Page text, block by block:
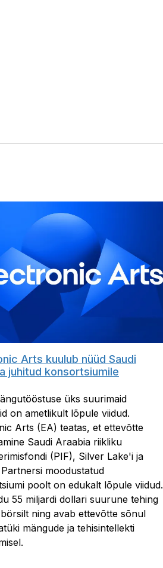
Arts kuulub nüüd Saudi
juhitud konsortsiumile
üks suurimaid
on ametlikult lõpule viidud.
Arts (EA) teatas, et ettevõtte
Saudi Araabia riikliku
(PIF), Silver Lake'i ja
moodustatud
poolt on edukalt lõpule viidud.
55 miljardi dollari suurune tehing
ning avab ettevõtte sõnul
mängude ja tehisintellekti